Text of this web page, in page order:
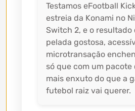
Testamos eFootball
estreia da Konami no
Switch 2, e o resultado
pelada gostosa,
microtransação
só que com um pacote
mais enxuto do que a
futebol raiz vai querer.